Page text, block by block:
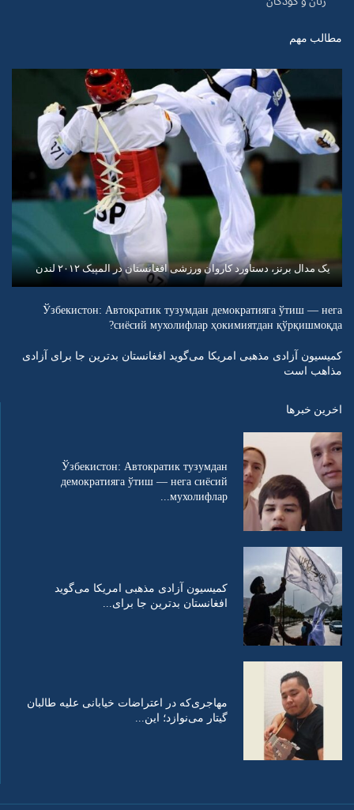
مطالب مهم
یک مدال برنز، دستاورد کاروان ورزشی افغانستان در المپیک ۲۰۱۲ لندن
Ўзбекистон: Автократик тузумдан демократияга ўтиш — нега
сиёсий мухолифлар ҳокимиятдан қўрқишмоқда?
کمیسیون آزادی مذهبی امریکا می‌گوید افغانستان بدترین جا برای آزادی
مذاهب است
اخرین خبرها
Ўзбекистон: Автократик тузумдан
демократияга ўтиш — нега сиёсий
мухолифлар...
کمیسیون آزادی مذهبی امریکا می‌گوید
افغانستان بدترین جا برای...
مهاجری‌که در اعتراضات خیابانی علیه طالبان
گیتار می‌نوازد؛ این...